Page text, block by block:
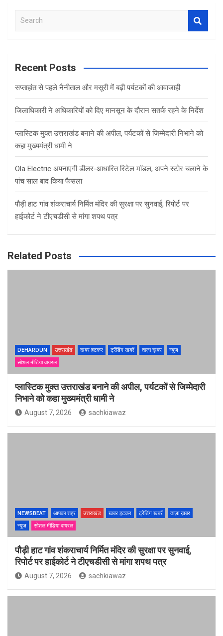
a
c
Recent Posts
सप्ताहांत से पहले नैनीताल और मसूरी में बढ़ी पर्यटकों की आवाजाही
जिलाधिकारी ने अधिकारियों को दिए मानसून के दौरान सतर्क रहने के निर्देश
प्लास्टिक मुक्त उत्तराखंड बनाने की अपील, पर्यटकों से जिम्मेदारी निभाने को
कहा मुख्यमंत्री धामी ने
Ola Electric अपनाएगी डीलर-आधारित रिटेल मॉडल, अपने स्टोर चलाने के
पांच साल बाद किया फैसला
पौड़ी हाट गांव शंकराचार्य निर्मित मंदिर की सुरक्षा पर सुनवाई, रिपोर्ट पर
हाईकोर्ट ने टीएचडीसी से मांगा शपथ पत्र
Related Posts
DEHARDUN उत्तराखंड खबर हटकर ट्रेंडिंग खबरें ताज़ा ख़बर
न्यूज़
सोशल मीडिया वायरल
प्लास्टिक मुक्त उत्तराखंड बनाने की अपील, पर्यटकों से जिम्मेदारी
निभाने को कहा मुख्यमंत्री धामी ने
August 7, 2026 sachkiawaz
NEWSBEAT आपका शहर उत्तराखंड खबर हटकर ट्रेंडिंग खबरें
ताज़ा ख़बर
न्यूज़
सोशल मीडिया वायरल
पौड़ी हाट गांव शंकराचार्य निर्मित मंदिर की सुरक्षा पर सुनवाई,
रिपोर्ट पर हाईकोर्ट ने टीएचडीसी से मांगा शपथ पत्र
August 7, 2026 sachkiawaz